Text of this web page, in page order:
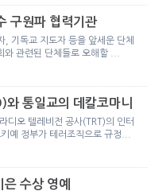
구원파 협력기관
, 기독교 지도자 등을 앞세운 단체
관련된 단체들로 오해할 ...
통일교의 데칼코마니
디오 텔레비전 공사(TRT)의 인터
예 정부가 테러조직으로 규정...
은 수상 영예